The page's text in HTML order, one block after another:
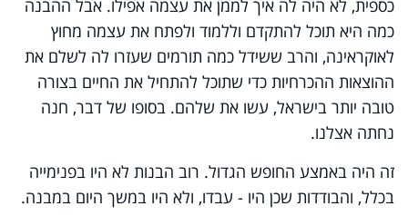
כספית, לא היה לה איך לממן את עצמה אפילו. אבל ההבנה
כמה היא תוכל להתקדם וללמוד ולפתח את עצמה מחוץ
לאוקראינה, והרב ששידל כמה תורמים שעזרו לה לשלם את
ההוצאות ההכרחיות כדי שתוכל להתחיל את החיים בצורה
טובה יותר בישראל, עשו את שלהם. בסופו של דבר, חנה
נחתה אצלנו.
זה היה באמצע החופש הגדול. רוב הבנות לא היו בפנימייה
בכלל, והבודדות שכן היו - עבדו, ולא היו במשך היום במבנה.